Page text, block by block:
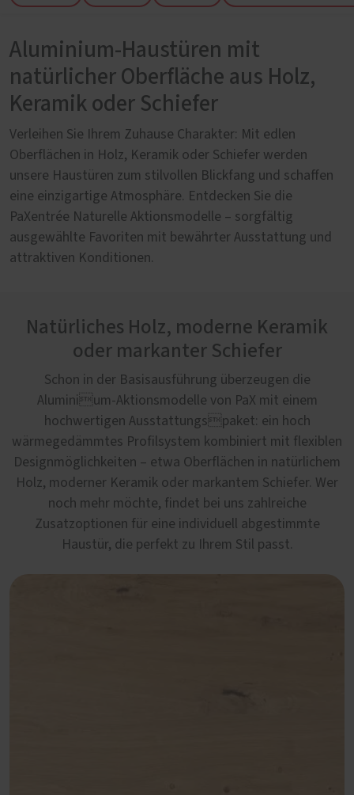
Aluminium-Haustüren mit
natürlicher Oberfläche aus Holz,
Keramik oder Schiefer
Verleihen Sie Ihrem Zuhause Charakter: Mit edlen
Oberflächen in Holz, Keramik oder Schiefer werden
unsere Haustüren zum stilvollen Blickfang und schaffen
eine einzigartige Atmosphäre. Entdecken Sie die
PaXentrée Naturelle Aktionsmodelle – sorgfältig
ausgewählte Favoriten mit bewährter Ausstattung und
attraktiven Konditionen.
Natürliches Holz, moderne Keramik
oder markanter Schiefer
Schon in der Basisausführung überzeugen die
Aluminium-Aktionsmodelle von PaX mit einem
hochwertigen Ausstattungspaket: ein hoch
wärmegedämmtes Profilsystem kombiniert mit flexiblen
Designmöglichkeiten – etwa Oberflächen in natürlichem
Holz, moderner Keramik oder markantem Schiefer. Wer
noch mehr möchte, findet bei uns zahlreiche
Zusatzoptionen für eine individuell abgestimmte
Haustür, die perfekt zu Ihrem Stil passt.